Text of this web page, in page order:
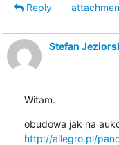
Reply
Stefan
Witam.
http://allegro.pl/